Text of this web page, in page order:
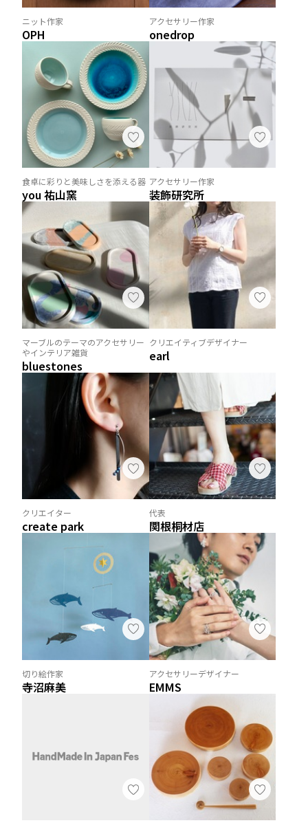
ニット作家
OPH
アクセサリー作家
onedrop
食卓に彩りと美味しさを添える器
you 祐山窯
アクセサリー作家
装飾研究所
マーブルのテーマのアクセサリー
やインテリア雑貨
bluestones
クリエイティブデザイナー
earl
クリエイター
create park
代表
関根桐材店
切り絵作家
寺沼麻美
アクセサリーデザイナー
EMMS